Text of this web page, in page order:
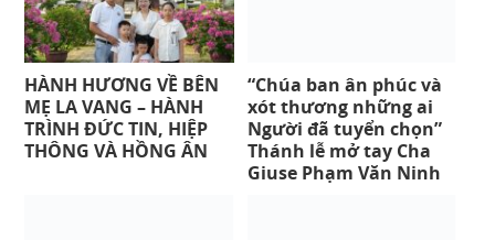
HÀNH HƯƠNG VỀ BÊN
MẸ LA VANG – HÀNH
TRÌNH ĐỨC TIN, HIỆP
THÔNG VÀ HỒNG ÂN
“Chúa ban ân phúc và
xót thương những ai
Người đã tuyển chọn”
Thánh lễ mở tay Cha
Giuse Phạm Văn Ninh